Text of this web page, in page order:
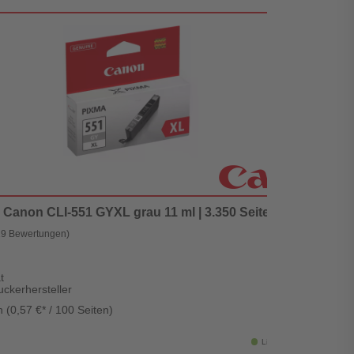
CLI-551 GYXL grau 11 ml | 3.350 Seiten (6447B001)
Bewertungen)
(0,57 €* / 100 Seiten)
Lieferzeit: 1-3 Werktage